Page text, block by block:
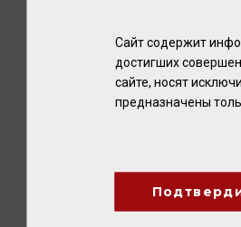
Официальный сайт компании-
Сайт содержит
достигших
сайте, носят
предназначены